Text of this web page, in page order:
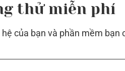
thử miễn phí
của bạn và phần mềm bạn